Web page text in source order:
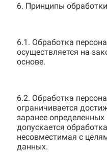
6. Принципы
6.1. Обработка
осуществляется на
основе.
6.2. Обработка
ограничивается
заранее
допускается
несовместимая с
данных.